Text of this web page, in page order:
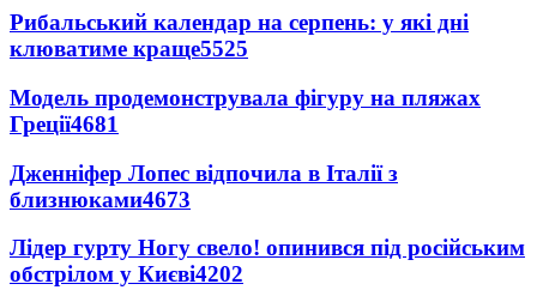
Рибальський календар на серпень: у які дні
клюватиме краще5525
Модель продемонструвала фігуру на пляжах
Греції4681
Дженніфер Лопес відпочила в Італії з
близнюками4673
Лідер гурту Ногу свело! опинився під російським
обстрілом у Києві4202